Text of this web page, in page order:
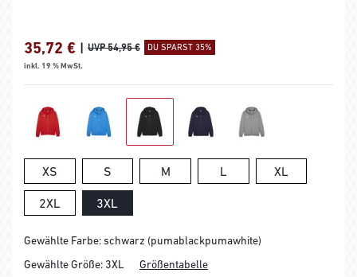
35,72 € | UVP 54,95 € DU SPARST 35%
inkl. 19 % MwSt.
XS S M L XL
2XL 3XL
Gewählte Farbe: schwarz (pumablackpumawhite)
Gewählte Größe: 3XL Größentabelle